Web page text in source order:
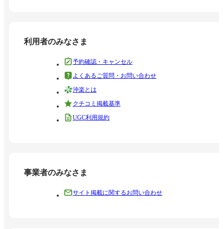
利用者のみなさま
予約確認・キャンセル
よくあるご質問・お問い合わせ
沖楽とは
クチコミ掲載基準
UGC利用規約
事業者のみなさま
サイト掲載に関するお問い合わせ